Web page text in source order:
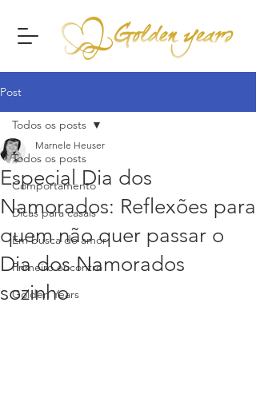
Post
Todos os posts
Comportamento
Dicas para casais
Em busca do amor
Primeiro encontro
Golden Years
Todos os posts
Especial Dia dos
Namorados: Reflexões para
quem não quer passar o
Dia dos Namorados
sozinho
Marnele Heuser